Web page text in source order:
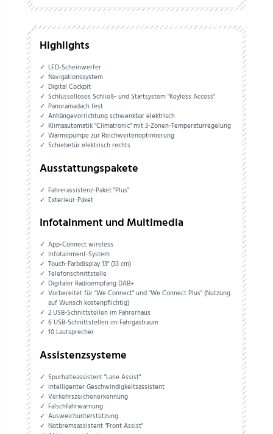
Highlights
LED-Scheinwerfer
Navigationssystem
Digital Cockpit
Schlüsselloses Schließ- und Startsystem "Keyless Access"
Panoramadach fest
Anhängevorrichtung schwenkbar elektrisch
Klimaautomatik "Climatronic" mit 3-Zonen-Temperaturregelung
Wärmepumpe zur Reichweitenoptimierung
Schiebetür elektrisch rechts
Ausstattungspakete
Fahrerassistenz-Paket "Plus"
Exterieur-Paket
Infotainment und Multimedia
App-Connect wireless
Infotainment-System
Touch-Farbdisplay 13" (33 cm)
Telefonschnittstelle
Digitaler Radioempfang DAB+
Vorbereitet für "We Connect" und "We Connect Plus" (Nutzung
auf Wunsch kostenpflichtig)
2 USB-Schnittstellen im Fahrerhaus
6 USB-Schnittstellen im Fahrgastraum
10 Lautsprecher
Assistenzsysteme
Spurhalteassistent "Lane Assist"
intelligenter Geschwindigkeitsassistent
Verkehrszeichenerkennung
Falschfahrwarnung
Ausweichunterstützung
Notbremsassistent "Front Assist"